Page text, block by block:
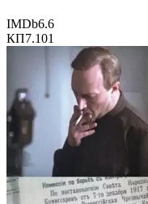
IMDb6.6
КП7.101